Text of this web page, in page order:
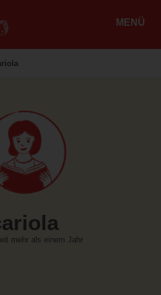
MENÜ
mehr als einem Jahr